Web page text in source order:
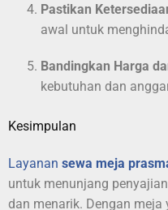
Pastikan
awal untuk
Bandingkan Harga
kebutuhan dan
Kesimpulan
Layanan sewa meja
untuk menunjang
dan menarik. Dengan meja